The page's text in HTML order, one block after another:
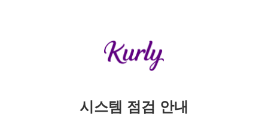
시스템 점검 안내